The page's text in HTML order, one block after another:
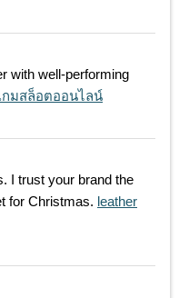
with well-performing
กมสล็อตออนไลน์
I trust your brand the
for Christmas. leather